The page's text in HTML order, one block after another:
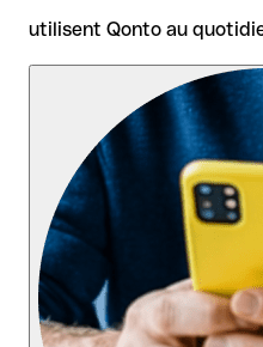
utilisent Qonto au